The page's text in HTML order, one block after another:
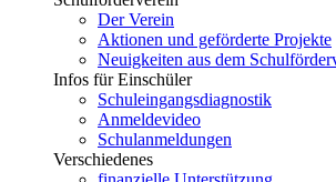
Der Verein
Aktionen und geförderte Projekte
Neuigkeiten aus dem
Infos für Einschüler
Schuleingangsdiagnostik
Anmeldevideo
Schulanmeldungen
Verschiedenes